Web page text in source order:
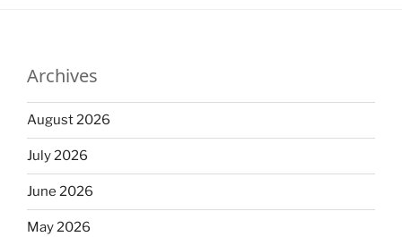
Archives
August 2026
July 2026
June 2026
May 2026